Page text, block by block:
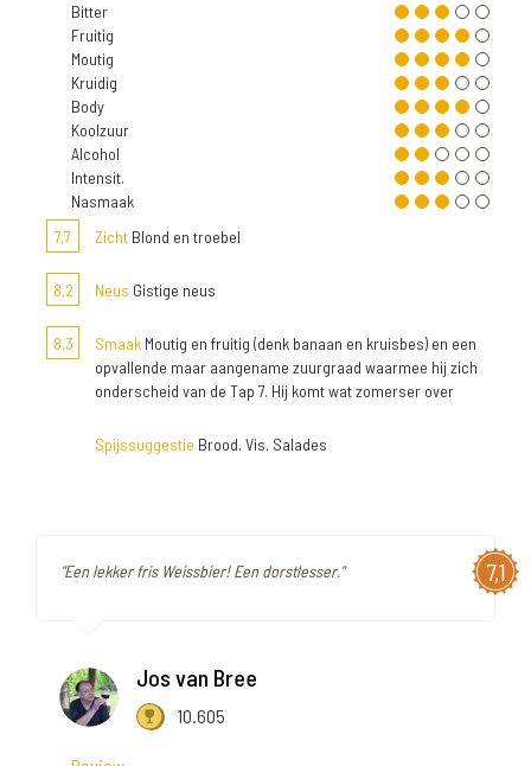
Bitter
Fruitig
Moutig
Kruidig
Body
Koolzuur
Alcohol
Intensit.
Nasmaak
7,7
Zicht Blond en troebel
8,2 Neus Gistige neus
8,3 Smaak Moutig en fruitig (denk banaan en kruisbes) en een
opvallende maar aangename zuurgraad waarmee hij zich
onderscheid van de Tap 7. Hij komt wat zomerser over
Spijssuggestie Brood. Vis. Salades
7,1
"Een lekker fris Weissbier! Een dorstlesser."
Jos van Bree
10.605